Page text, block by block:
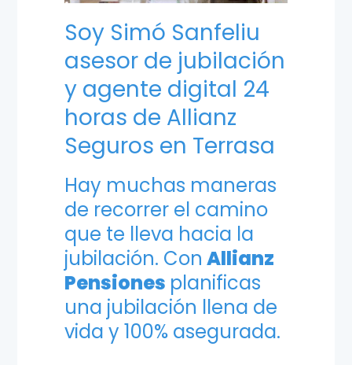
Soy Simó Sanfeliu
asesor de jubilación
y agente digital 24
horas de Allianz
Seguros en Terrasa
Hay muchas maneras
de recorrer el camino
que te lleva hacia la
jubilación. Con Allianz
Pensiones planificas
una jubilación llena de
vida y 100% asegurada.